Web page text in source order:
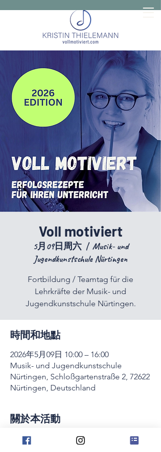
Voll motiviert
5月09日周六
  |
Musik- und
Jugendkunstschule Nürtingen
Fortbildung / Teamtag für die
Lehrkräfte der Musik- und
Jugendkunstschule Nürtingen.
時間和地點
2026年5月09日 10:00 – 16:00
Musik- und Jugendkunstschule
Nürtingen, Schloßgartenstraße 2, 72622
Nürtingen, Deutschland
關於本活動
Fortbildung / Teamtag für die Lehrkräfte